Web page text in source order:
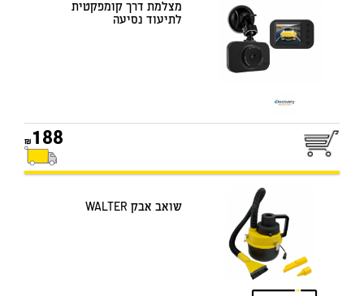
מצלמת דרך קומפקטית
לתיעוד נסיעה
188
שואב אבק WALTER